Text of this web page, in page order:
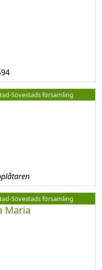
Sövestads församling
Sövestads församling
Maria